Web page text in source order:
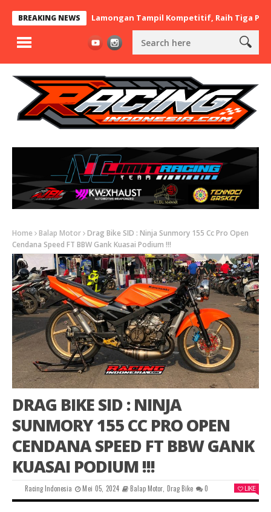
BREAKING NEWS
BaraBere Asal Lamongan Tampil Kompetitif, Raih Tiga Podium di
Home Balap Motor Drag Bike SID : Ninja Sunmory 155 Cc Pro Open
Cendana Speed FT BBW Gank Kuasai Podium !!!
DRAG BIKE SID : NINJA
SUNMORY 155 CC PRO OPEN
CENDANA SPEED FT BBW GANK
KUASAI PODIUM !!!
Racing Indonesia Mei 05, 2024 Balap Motor, Drag Bike 0 LIKE